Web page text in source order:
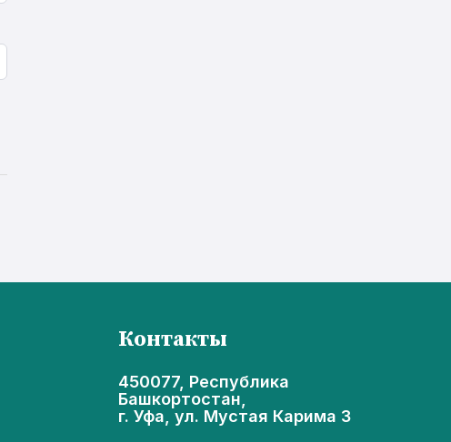
Контакты
450077, Республика
Башкортостан,
г. Уфа, ул. Мустая Карима 3